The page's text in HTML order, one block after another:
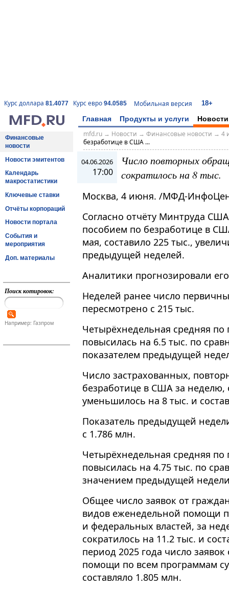
Курс доллара 81.4077 Курс евро 94.0585 Мобильная версия 18+
Главная Продукты и услуги Новости
Финансовые
новости
Новости эмитентов
Календарь
макростатистики
Ключевые ставки
Отчёты корпораций
Новости портала
События и
мероприятия
Доп. материалы
Поиск котировок:
Например: Газпром
mfd.ru→ Новости → Финансовые новости → 4
безработице в США ...
04.06.2026
17:00
Число повторных
сократилось на 8 тыс.
Москва, 4 июня. /МФД-
Согласно отчёту Минтруда
пособием по безработице в
мая, составило 225 тыс.,
предыдущей неделей.
Аналитики прогнозировали
Неделей ранее число
пересмотрено с 215 тыс.
Четырёхнедельная средняя
повысилась на 6.5 тыс. по
показателем предыдущей
Число застрахованных,
безработице в США за
уменьшилось на 8 тыс. и
Показатель предыдущей
с 1.786 млн.
Четырёхнедельная средняя
повысилась на 4.75 тыс. по
значением предыдущей
Общее число заявок от
видов еженедельной помощи
и федеральных властей, за
сократилось на 11.2 тыс. и
период 2025 года число
помощи по всем программам
составляло 1.805 млн.